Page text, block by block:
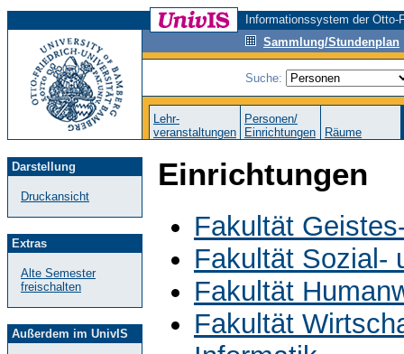
Informationssystem der
Sammlung/Stundenplan
Suche:
Lehr-
veranstaltungen
Personen/
Einrichtungen
Räume
Darstellung
Druckansicht
Extras
Alte Semester
freischalten
Außerdem im UnivIS
Einrichtungen
Fakultät
Fakultät Sozial-
Fakultät
Fakultät